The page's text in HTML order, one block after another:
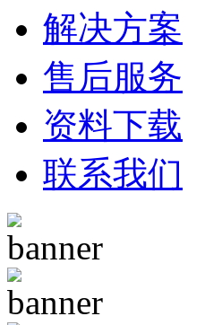
解决方案
售后服务
资料下载
联系我们